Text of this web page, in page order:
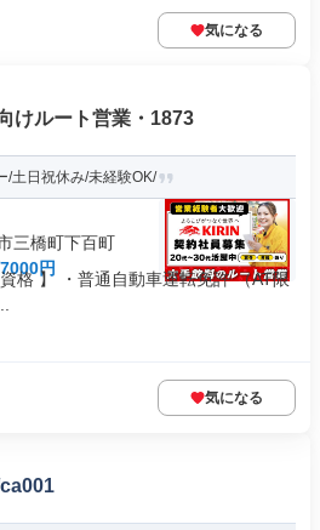
気になる
けルート営業・1873
/土日祝休み/未経験OK/
三橋町下百町
円
格 】 ・普通自動車運転免許 （AT限
気になる